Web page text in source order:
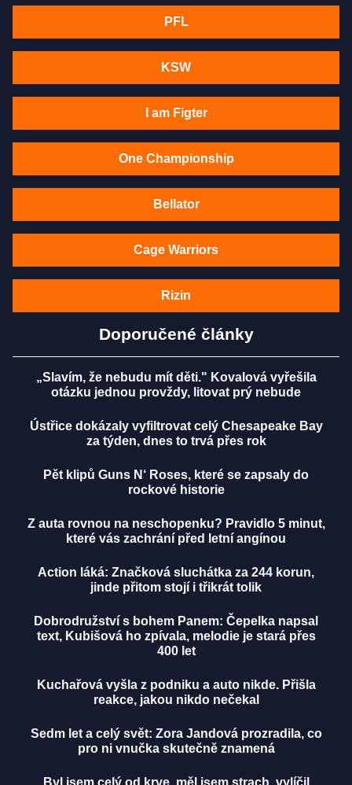
PFL
KSW
I am Figter
One Championship
Bellator
Cage Warriors
Rizin
Doporučené články
„Slavím, že nebudu mít děti." Kovalová vyřešila
otázku jednou provždy, litovat prý nebude
Ústřice dokázaly vyfiltrovat celý Chesapeake Bay
za týden, dnes to trvá přes rok
Pět klipů Guns N‘ Roses, které se zapsaly do
rockové historie
Z auta rovnou na neschopenku? Pravidlo 5 minut,
které vás zachrání před letní angínou
Action láká: Značková sluchátka za 244 korun,
jinde přitom stojí i třikrát tolik
Dobrodružství s bohem Panem: Čepelka napsal
text, Kubišová ho zpívala, melodie je stará přes
400 let
Kuchařová vyšla z podniku a auto nikde. Přišla
reakce, jakou nikdo nečekal
Sedm let a celý svět: Zora Jandová prozradila, co
pro ni vnučka skutečně znamená
Byl jsem celý od krve, měl jsem strach, vylíčil